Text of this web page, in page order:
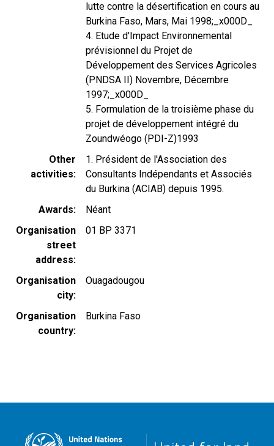
lutte contre la désertification en cours au
Burkina Faso, Mars, Mai 1998;_x000D_
4. Etude d'Impact Environnemental
prévisionnel du Projet de
Développement des Services Agricoles
(PNDSA II) Novembre, Décembre
1997;_x000D_
5. Formulation de la troisième phase du
projet de développement intégré du
Zoundwéogo (PDI-Z)1993
Other
activities
1. Président de l'Association des
Consultants Indépendants et Associés
du Burkina (ACIAB) depuis 1995.
Awards
Néant
Organisation
street
address
01 BP 3371
Organisation
city
Ouagadougou
Organisation
country
Burkina Faso